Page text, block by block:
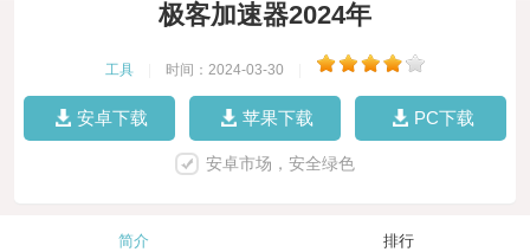
极客加速器2024年
工具 时间：2024-03-30
安卓下载 苹果下载 PC下载
安卓市场，安全绿色
简介 排行